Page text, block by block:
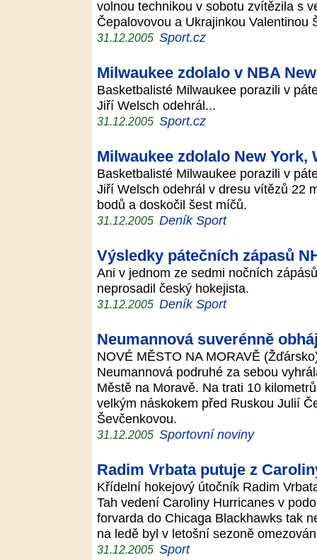
volnou technikou v sobotu zvítězila s
Čepalovovou a Ukrajinkou Valentinou
31.12.2005 Sport.cz
Milwaukee zdolalo v NBA
Basketbalisté Milwaukee porazili v
Jiří Welsch odehrál...
31.12.2005 Sport.cz
Milwaukee zdolalo New York,
Basketbalisté Milwaukee porazili v
Jiří Welsch odehrál v dresu vítězů 22
bodů a doskočil šest míčů.
31.12.2005 Deník Sport
Výsledky pátečních zápasů
Ani v jednom ze sedmi nočních
neprosadil český hokejista.
31.12.2005 Deník Sport
Neumannová suverénně
NOVÉ MĚSTO NA MORAVĚ
Neumannová podruhé za sebou
Městě na Moravě. Na trati 10
velkým náskokem před Ruskou Julií
Ševčenkovou.
31.12.2005 Sportovní noviny
Radim Vrbata putuje z
Křídelní hokejový útočník Radim
Tah vedení Caroliny Hurricanes v
forvarda do Chicaga Blackhawks tak
na ledě byl v letošní sezoně
31.12.2005 Sport